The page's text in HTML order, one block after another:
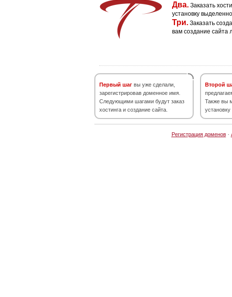
Два. Заказать
установку
Три. Заказать
вам создание сайта
Первый шаг вы уже сделали,
зарегистрировав доменное имя.
Следующими шагами будут заказ
хостинга и создание сайта.
Второй
Также вы
Регистрация доменов·